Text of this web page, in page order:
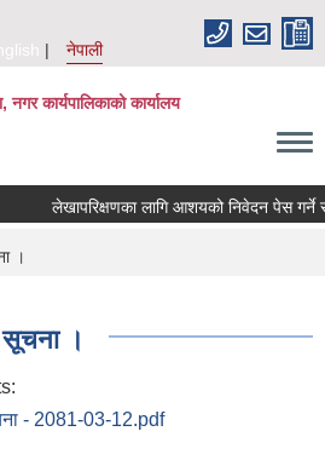
नेपाली
नगर कार्यपालिकाको कार्यालय
लेखापरिक्षणका लागि आशयको निवेदन पेस गर्ने
।
सूचना ।
- 2081-03-12.pdf